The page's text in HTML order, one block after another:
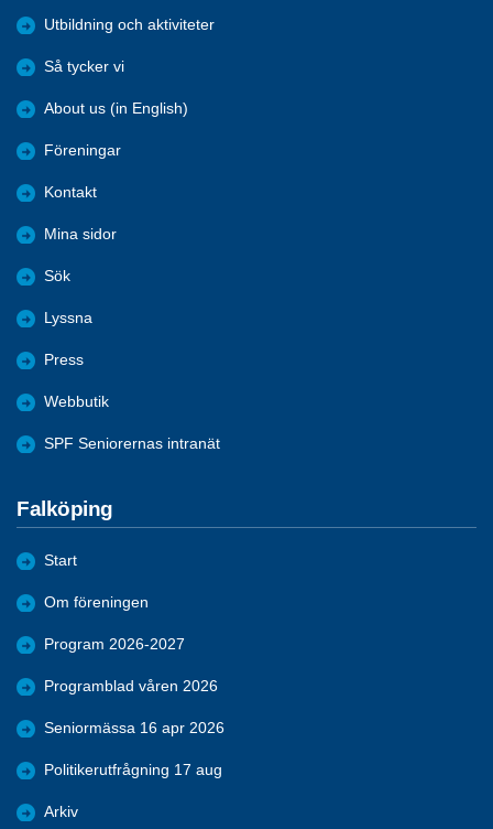
Utbildning och aktiviteter
Så tycker vi
About us (in English)
Föreningar
Kontakt
Mina sidor
Sök
Lyssna
Press
Webbutik
SPF Seniorernas intranät
Falköping
Start
Om föreningen
Program 2026-2027
Programblad våren 2026
Seniormässa 16 apr 2026
Politikerutfrågning 17 aug
Arkiv